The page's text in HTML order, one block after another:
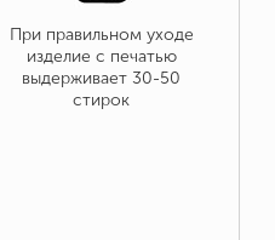
При правильном уходе
изделие с печатью
выдерживает 30-50
стирок